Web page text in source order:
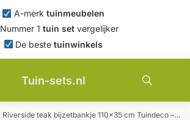
A-merk tuinmeubelen
Nummer 1 tuin set vergelijker
De bestetuinwinkels
Tuin-sets.nl
Riverside teak bijzetbankje 110×35 cm Tuindeco – Tuindeco